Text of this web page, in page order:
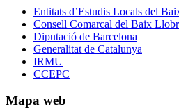
Entitats d’Estudis Locals del
Consell Comarcal del Baix
Diputació de Barcelona
Generalitat de Catalunya
IRMU
CCEPC
Mapa web